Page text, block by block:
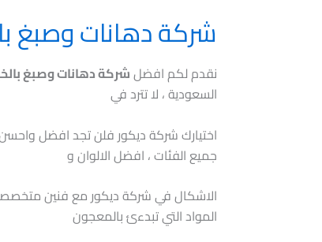
شركة دهانات وصبغ
نقدم لكم افضلشركة دهانات وصبغ
السعودية ، لا تترد في
اختيارك شركة ديكور فلن تجد افضل واحسن
جميع الفئات ، افضل الالوان و
الاشكال في شركة ديكور مع فنين
المواد التي تبدءئ بالمعجون